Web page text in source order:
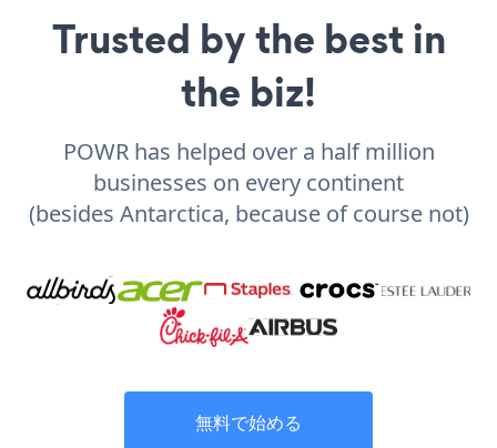
Trusted by the best in
the biz!
POWR has helped over a half million
businesses on every continent
(besides Antarctica, because of course not)
無料で始める